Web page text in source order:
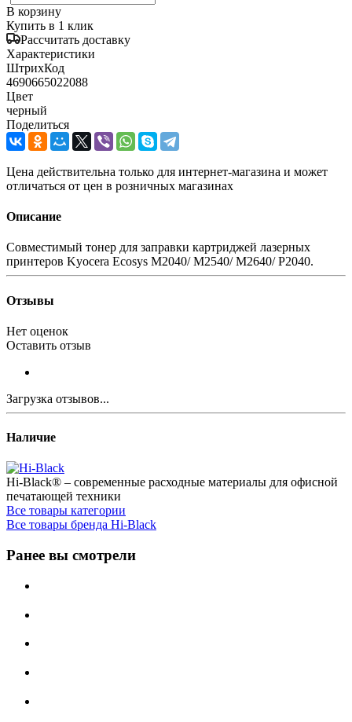
В корзину
Купить в 1 клик
Рассчитать доставку
Характеристики
ШтрихКод
4690665022088
Цвет
черный
Поделиться
Цена действительна только для интернет-магазина и может
отличаться от цен в розничных магазинах
Описание
Совместимый тонер для заправки картриджей лазерных
принтеров Kyocera Ecosys M2040/ M2540/ M2640/ P2040.
Отзывы
Нет оценок
Оставить отзыв
Загрузка отзывов...
Наличие
Hi-Black® – современные расходные материалы для офисной
печатающей техники
Все товары категории
Все товары бренда Hi-Black
Ранее вы смотрели